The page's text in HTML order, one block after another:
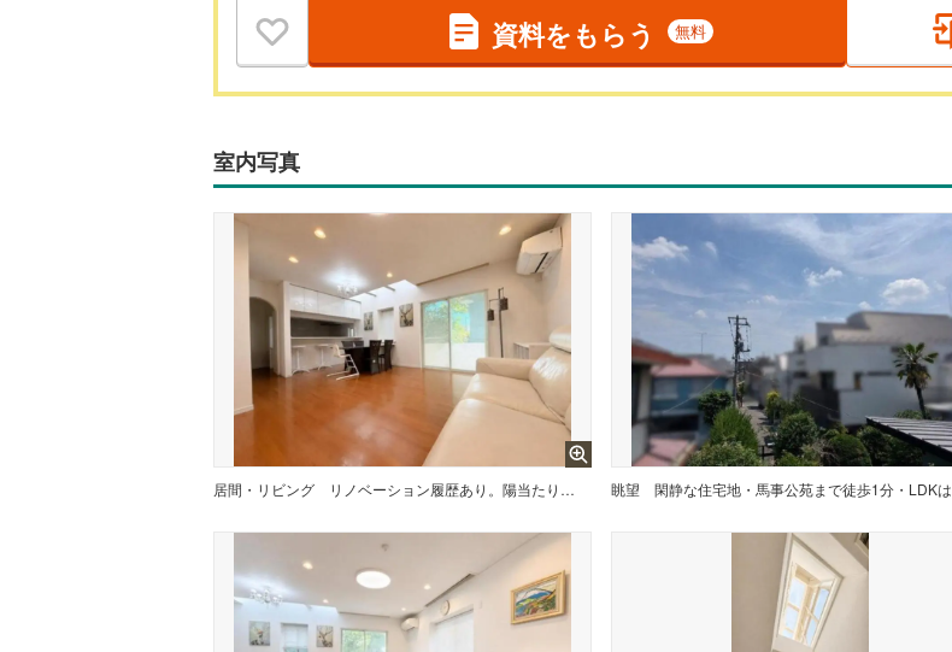
資料をもらう 無料
室内写真
居間・リビング リノベーション履歴あり。陽当たり良好な南東向きバルコニーです。 眺望